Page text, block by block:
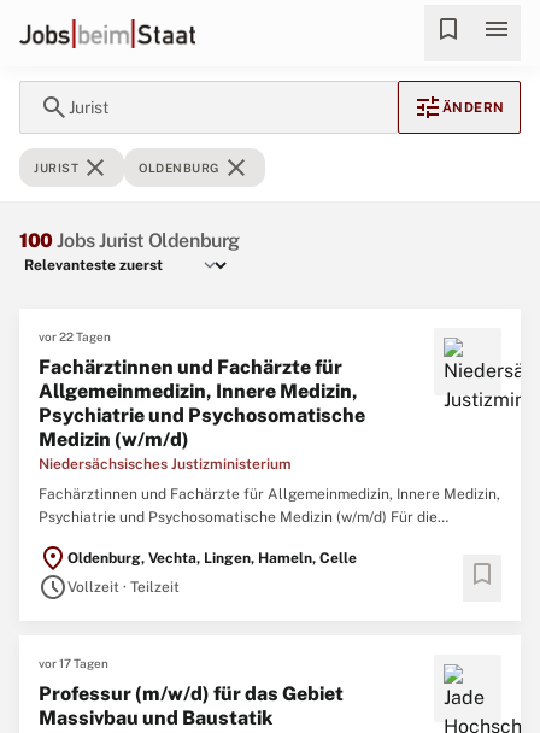
bookmark menu
search Jurist tune ÄNDERN
JURIST close OLDENBURG close
100Jobs Jurist Oldenburg
vor 22 Tagen
Fachärztinnen und Fachärzte für
Allgemeinmedizin, Innere Medizin,
Psychiatrie und Psychosomatische
Medizin (w/m/d)
Niedersächsisches Justizministerium
Fachärztinnen und Fachärzte für Allgemeinmedizin, Innere Medizin,
Psychiatrie und Psychosomatische Medizin (w/m/d) Für die
Justizvollzugsanstalt für Frauen (Vechta), die Jugendanstalt
Hameln sowie das Niedersächsische Justizvollzugskrankenhaus ...
location_on Oldenburg, Vechta, Lingen, Hameln, Celle
scheduleVollzeit · Teilzeit bookmark
vor 17 Tagen
Professur (m/w/d) für das Gebiet
Massivbau und Baustatik